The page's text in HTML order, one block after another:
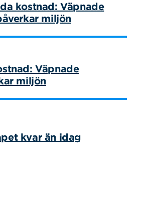
kostnad: Väpnade
miljön
Väpnade
miljön
kvar än idag